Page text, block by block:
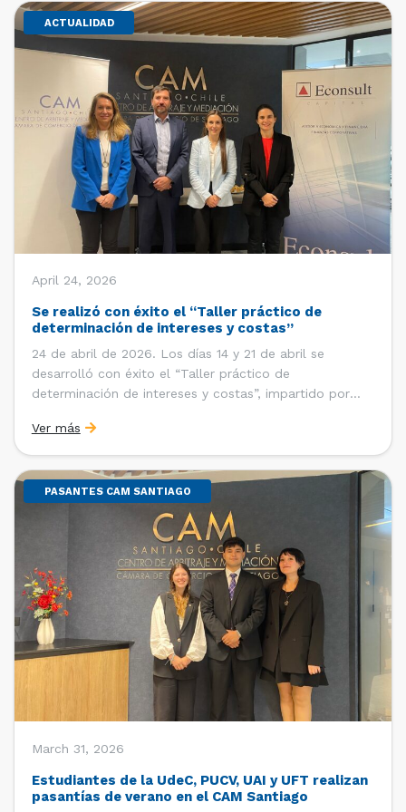
ACTUALIDAD
April 24, 2026
Se realizó con éxito el “Taller práctico de
determinación de intereses y costas”
24 de abril de 2026. Los días 14 y 21 de abril se
desarrolló con éxito el “Taller práctico de
determinación de intereses y costas”, impartido por
Universidad Católica de Chile y Magíster en Economía
de la Universidad de Chicago) y María Luisa Petitpas
[…]
Ver más
PASANTES CAM SANTIAGO
March 31, 2026
Estudiantes de la UdeC, PUCV, UAI y UFT realizan
pasantías de verano en el CAM Santiago